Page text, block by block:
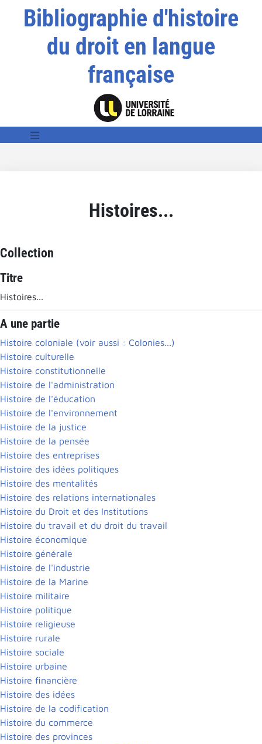
Bibliographie d'histoire
du droit en langue
française
Histoires...
Collection
Titre
Histoires...
A une partie
Histoire coloniale (voir aussi : Colonies...)
Histoire culturelle
Histoire constitutionnelle
Histoire de l'administration
Histoire de l'éducation
Histoire de l'environnement
Histoire de la justice
Histoire de la pensée
Histoire des entreprises
Histoire des idées politiques
Histoire des mentalités
Histoire des relations internationales
Histoire du Droit et des Institutions
Histoire du travail et du droit du travail
Histoire économique
Histoire générale
Histoire de l'industrie
Histoire de la Marine
Histoire militaire
Histoire politique
Histoire religieuse
Histoire rurale
Histoire sociale
Histoire urbaine
Histoire financière
Histoire des idées
Histoire de la codification
Histoire du commerce
Histoire des provinces